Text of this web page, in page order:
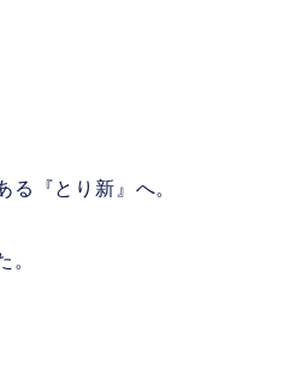
る『とり新』へ。
。